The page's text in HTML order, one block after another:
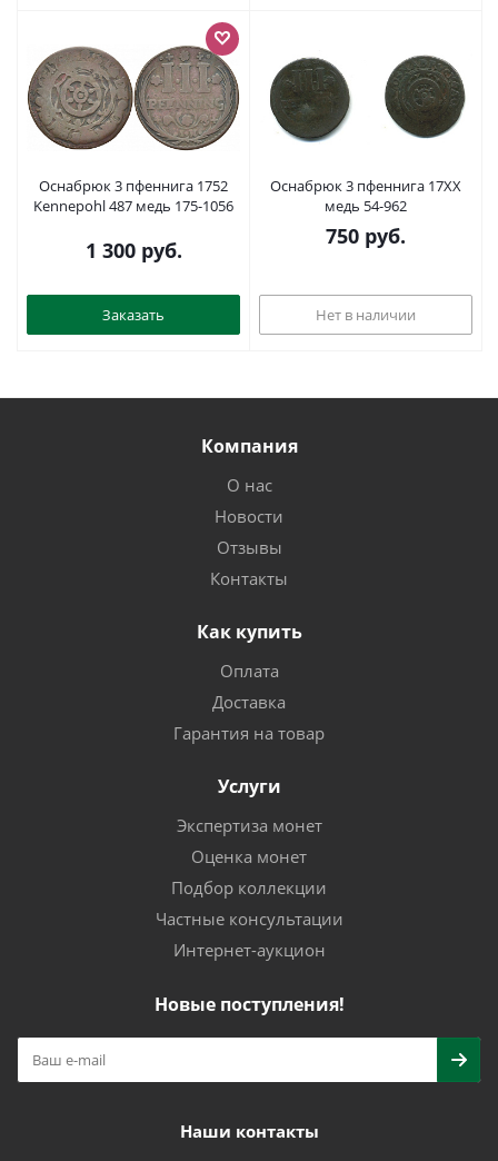
Оснабрюк 3 пфеннига 1752
Kennepohl 487 медь 175-1056
1 300руб.
Заказать
Оснабрюк 3 пфеннига 17XX
медь 54-962
750 руб.
Нет в наличии
Компания
О нас
Новости
Отзывы
Контакты
Как купить
Оплата
Доставка
Гарантия на товар
Услуги
Экспертиза монет
Оценка монет
Подбор коллекции
Частные консультации
Интернет-аукцион
Новые поступления!
Наши контакты